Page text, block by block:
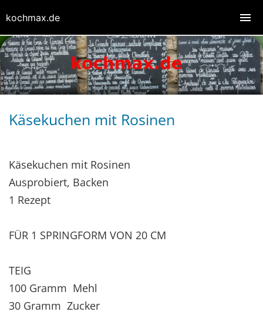
Käsekuchen mit Rosinen
Käsekuchen mit Rosinen
Ausprobiert, Backen
1 Rezept
FÜR 1 SPRINGFORM VON 20 CM
TEIG
100 Gramm Mehl
30 Gramm Zucker
kochmax.de